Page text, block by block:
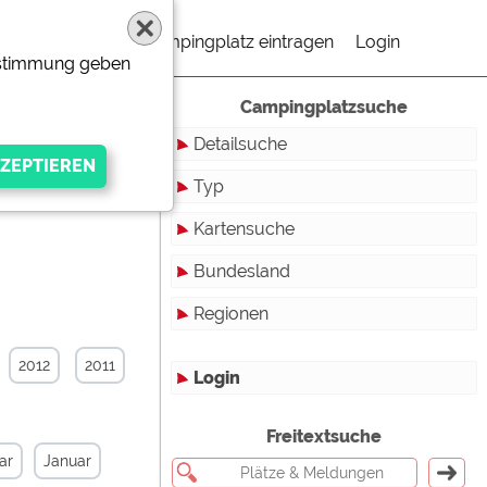
Campingplatz eintragen Login
2012 2011
Januar
Campingplatzsuche
Detailsuche
Typ
Touristikstellplätze
Dauerstellplätze
Reisemobilstellplätze
Bungalows
Kartensuche
Bundesland
Baden-Württemberg
Brandenburg
Regionen
Login
Freitextsuche
geben
Anbieters